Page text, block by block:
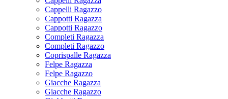
Cappelli Ragazzo
Cappotti Ragazza
Cappotti Ragazzo
Completi Ragazza
Completi Ragazzo
Coprispalle Ragazza
Felpe Ragazza
Felpe Ragazzo
Giacche Ragazza
Giacche Ragazzo